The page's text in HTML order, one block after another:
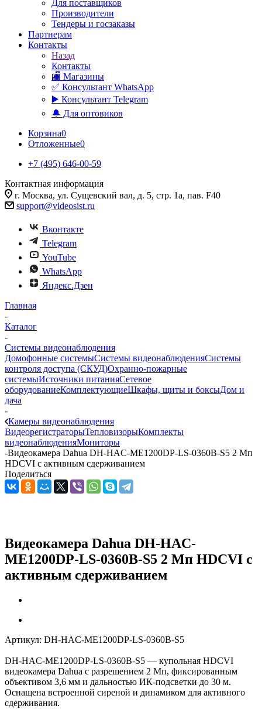
Для поставщиков
Производители
Тендеры и госзаказы
Партнерам
Контакты
Назад
Контакты
🏬 Магазины
✅️ Консультант WhatsApp
▶️ Консультант Telegram
🔔 Для оптовиков
Корзина0
Отложенные0
+7 (495) 646-00-59
Контактная информация
г. Москва, ул. Сущевский вал, д. 5, стр. 1а, пав. F40
support@videosist.ru
Вконтакте
Telegram
YouTube
WhatsApp
Яндекс.Дзен
Главная
-
Каталог
-
Системы видеонаблюдения
Домофонные системыСистемы видеонаблюденияСистемы
контроля доступа (СКУД)Охранно-пожарные
системыИсточники питанияСетевое
оборудованиеКомплектующиеШкафы, щиты и боксыДом и
дача
-
Камеры видеонаблюдения
ВидеорегистраторыТепловизорыКомплекты
видеонаблюденияМониторы
-Видеокамера Dahua DH-HAC-ME1200DP-LS-0360B-S5 2 Мп
HDCVI с активным сдерживанием
Поделиться
Видеокамера Dahua DH-HAC-
ME1200DP-LS-0360B-S5 2 Мп HDCVI с
активным сдерживанием
Артикул: DH-HAC-ME1200DP-LS-0360B-S5
DH-HAC-ME1200DP-LS-0360B-S5 — купольная HDCVI
видеокамера Dahua с разрешением 2 Мп, фиксированным
объективом 3,6 мм и дальностью ИК-подсветки до 30 м.
Оснащена встроенной сиреной и динамиком для активного
сдерживания.